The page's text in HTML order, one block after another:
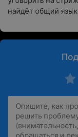
найдёт общий